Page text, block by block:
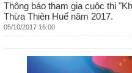
Thông báo tham gia cuộc thi
Thừa Thiên Huế năm 2017.
05/10/2017 16:00